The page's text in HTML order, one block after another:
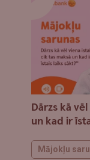
Dārzs kā
un kad ir
Mājokļu